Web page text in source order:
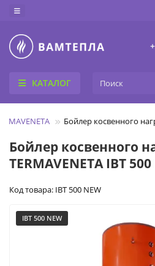
КАТАЛОГ
Бойлер косвенного
Бойлер косвенного
TERMAVENETA IBT
Код товара: IBT 500 NEW
IBT 500 NEW